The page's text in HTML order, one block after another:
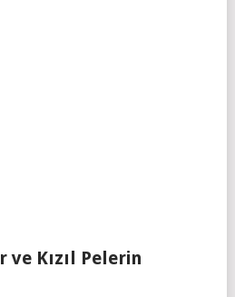
Kızıl Pelerin